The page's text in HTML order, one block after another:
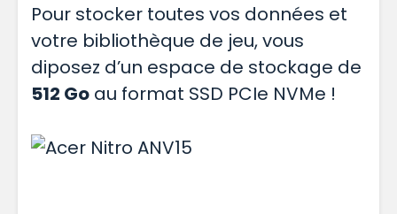
Pour stocker toutes vos données et
votre bibliothèque de jeu, vous
diposez d’un espace de stockage de
512 Go au format SSD PCIe NVMe !